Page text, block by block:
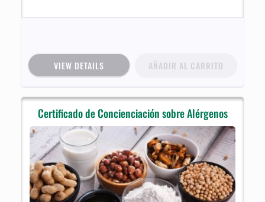
AÑADIR AL CARRITO
VIEW DETAILS
Certificado de Concienciación sobre Alérgenos